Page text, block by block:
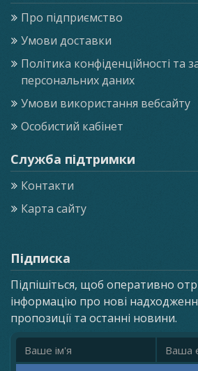
Про підприємство
Умови доставки
Політика конфіденційності та
персональних даних
Умови використання вебсайту
Особистий кабінет
Служба підтримки
Контакти
Карта сайту
Підписка
Підпішіться, щоб оперативно
інформацію про нові
пропозиції та останні новини.
Ім'я Email